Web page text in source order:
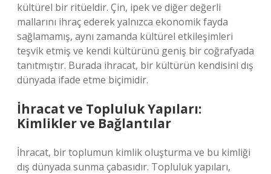
kültürel bir ritüeldir. Çin, ipek ve diğer değerli
mallarını ihraç ederek yalnızca ekonomik fayda
sağlamamış, aynı zamanda kültürel etkileşimleri
teşvik etmiş ve kendi kültürünü geniş bir coğrafyada
tanıtmıştır. Burada ihracat, bir kültürün kendisini dış
dünyada ifade etme biçimidir.
İhracat ve Topluluk Yapıları:
Kimlikler ve Bağlantılar
İhracat, bir toplumun kimlik oluşturma ve bu kimliği
dış dünyada sunma çabasıdır. Topluluk yapıları,